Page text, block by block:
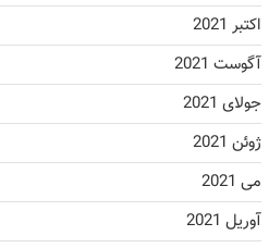
اکتبر 2021
آگوست 2021
جولای 2021
ژوئن 2021
می 2021
آوریل 2021